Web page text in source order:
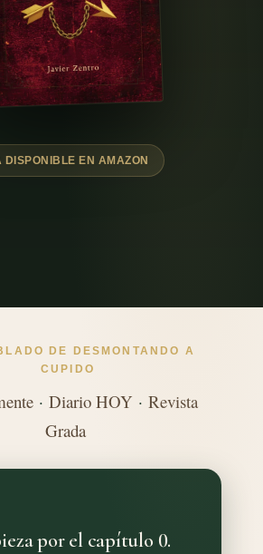
DISPONIBLE EN AMAZON
DE DESMONTANDO A
CUPIDO
· Diario HOY · Revista
Grada
por el capítulo 0.